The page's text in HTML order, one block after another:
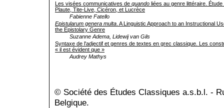
Les visées communicatives de quando liées au genre littéraire.
Plaute, Tite-Live, Cicéron, et Lucrèce
Fabienne Fatello
Epistularum genera multa . A Linguistic Approach to an Instructional
the Epistolary Genre
Suzanne Adema, Lidewij van Gils
Syntaxe de l'adjectif et genres de textes en grec classique. Les
« il est évident que »
Audrey Mathys
© Société des Études Classiques a.s.b.l. -
Belgique.